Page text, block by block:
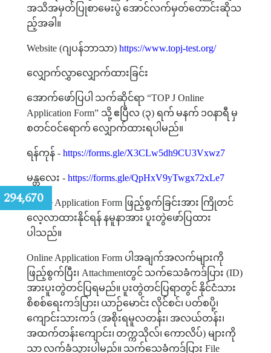
အသိအမှတ်ပြုစာမေးပွဲ အောင်လက်မှတ်တောင်းဆိုသ
ည့်အခါ။
Website (ဂျပန်ဘာသာ)https://www.topj-test.org/
လျှောက်လွှာလျှောက်ထားခြင်း
အောက်ဖော်ပြပါ သက်ဆိုင်ရာ “TOP J Online
Application Form” သို့ ဧပြီလ (၃) ရက် မနက် ၁၀နာရီ မှ
စတင်ဝင်ရောက် လျှောက်ထားရပါမည်။
ရန်ကုန် -https://forms.gle/X3CLw5dh9CU3Vxwz7
မန္တလေး -https://forms.gle/QpHxV9yTwgx72xLe7
Online Application Form ဖြည့်စွက်ခြင်းအား ကြိုတင်
လေ့လာထားနိုင်ရန် နမူနာအား ပူးတွဲဖော်ပြထား
ပါသည်။
Online Application Form ပါအချက်အလက်များကို
ဖြည့်စွက်ပြီး၊ Attachmentတွင် သက်သေခံကဒ်ပြား (ID)
အားပူးတွဲတင်ပြရမည်။ ပူးတွဲတင်ပြရာတွင် နိုင်ငံသား
စိစစ်ရေးကဒ်ပြား၊ ယာဉ်မောင်း လိုင်စင်၊ ပတ်စပို့၊
ကျောင်းသားကဒ် (အစိုးရမူလတန်း၊ အလယ်တန်း၊
အထက်တန်းကျောင်း၊ တက္ကသိုလ်၊ ကောလိပ်) များကို
သာ လက်ခံသွားပါမည်။ သက်သေခံကဒ်ပြား File
294,670